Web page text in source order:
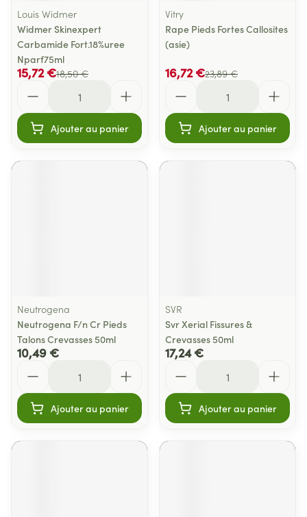
Louis Widmer
Widmer Skinexpert
Carbamide Fort.18%uree
Nparf75ml
18,50 €
15,72 €
Ajouter au panier
Vitry
Rape Pieds Fortes Callosites
(asie)
23,89 €
16,72 €
Ajouter au panier
Neutrogena
Neutrogena F/n Cr Pieds
Talons Crevasses 50ml
10,49 €
Ajouter au panier
SVR
Svr Xerial Fissures &
Crevasses 50ml
17,24 €
Ajouter au panier